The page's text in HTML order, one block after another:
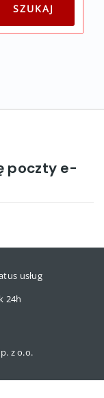
poczty e-
usług
24h
z o.o.